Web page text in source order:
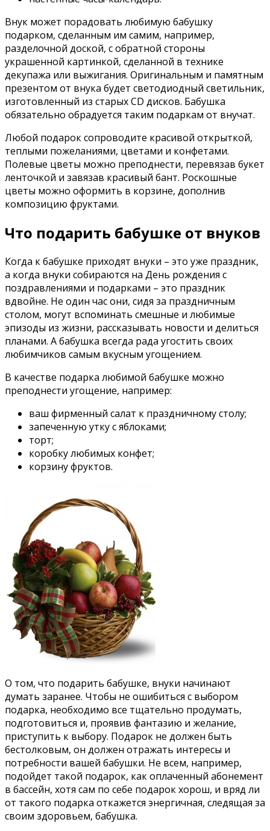
Внук может порадовать любимую бабушку
подарком, сделанным им самим, например,
разделочной доской, с обратной стороны
украшенной картинкой, сделанной в технике
декупажа или выжигания. Оригинальным и памятным
презентом от внука будет светодиодный светильник,
изготовленный из старых CD дисков. Бабушка
обязательно обрадуется таким подаркам от внучат.
Любой подарок сопроводите красивой открыткой,
теплыми пожеланиями, цветами и конфетами.
Полевые цветы можно преподнести, перевязав букет
ленточкой и завязав красивый бант. Роскошные
цветы можно оформить в корзине, дополнив
композицию фруктами.
Что подарить бабушке от внуков
Когда к бабушке приходят внуки – это уже праздник,
а когда внуки собираются на День рождения с
поздравлениями и подарками – это праздник
вдвойне. Не один час они, сидя за праздничным
столом, могут вспоминать смешные и любимые
эпизоды из жизни, рассказывать новости и делиться
планами. А бабушка всегда рада угостить своих
любимчиков самым вкусным угощением.
В качестве подарка любимой бабушке можно
преподнести угощение, например:
ваш фирменный салат к праздничному столу;
запеченную утку с яблоками;
торт;
коробку любимых конфет;
корзину фруктов.
О том, что подарить бабушке, внуки начинают
думать заранее. Чтобы не ошибиться с выбором
подарка, необходимо все тщательно продумать,
подготовиться и, проявив фантазию и желание,
приступить к выбору. Подарок не должен быть
бестолковым, он должен отражать интересы и
потребности вашей бабушки. Не всем, например,
подойдет такой подарок, как оплаченный абонемент
в бассейн, хотя сам по себе подарок хорош, и вряд ли
от такого подарка откажется энергичная, следящая за
своим здоровьем, бабушка.